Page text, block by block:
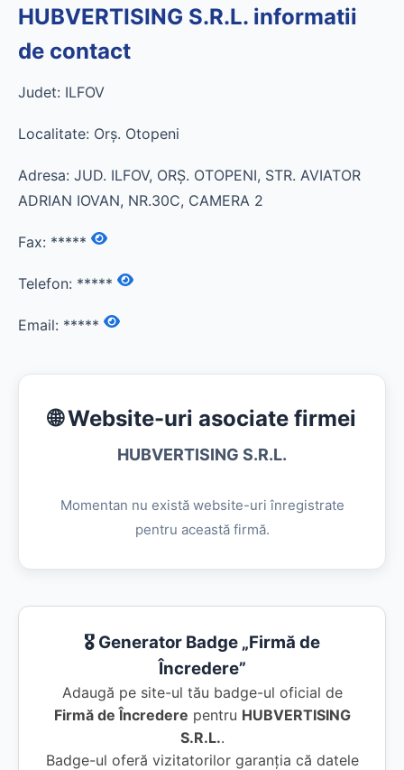
HUBVERTISING S.R.L. informatii
de contact
Judet: ILFOV
Localitate: Orş. Otopeni
Adresa: JUD. ILFOV, ORŞ. OTOPENI, STR. AVIATOR
ADRIAN IOVAN, NR.30C, CAMERA 2
Fax: *****
Telefon: *****
Email: *****
🌐 Website-uri asociate firmei
HUBVERTISING S.R.L.
Momentan nu există website-uri înregistrate
pentru această firmă.
🎖️ Generator Badge „Firmă de
Încredere”
Adaugă pe site-ul tău badge-ul oficial de
Firmă de Încredere pentru HUBVERTISING
S.R.L..
Badge-ul oferă vizitatorilor garanția că datele